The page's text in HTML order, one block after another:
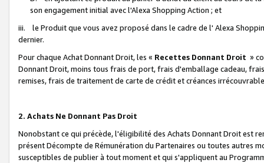
son engagement initial avec l'Alexa Shopping Action ; et
iii. le Produit que vous avez proposé dans le cadre de l' Alexa
dernier.
Pour chaque Achat Donnant Droit, les « Recettes Donnant Droit »
Donnant Droit, moins tous frais de port, frais d'emballage cadeau,
remises, frais de traitement de carte de crédit et créances
2. Achats Ne Donnant Pas Droit
Nonobstant ce qui précède, l'éligibilité des Achats Donnant Droit est
présent Décompte de Rémunération du Partenaires ou toutes autres
susceptibles de publier à tout moment et qui s'appliquent au